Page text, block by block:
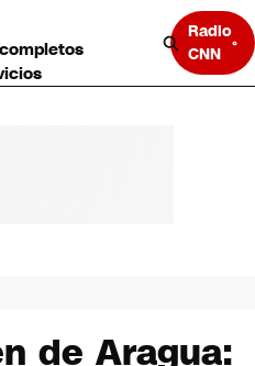
Radio
CNN
de Aragua: